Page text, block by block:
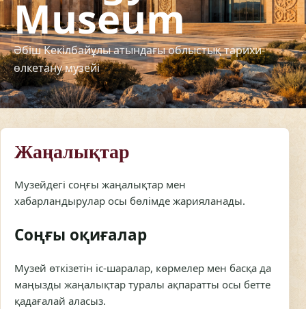
Жаңалықтар
Музейдегі соңғы жаңалықтар мен
хабарландырулар осы бөлімде жарияланады.
Соңғы оқиғалар
Музей өткізетін іс-шаралар, көрмелер мен басқа да
маңызды жаңалықтар туралы ақпаратты осы бетте
қадағалай аласыз.